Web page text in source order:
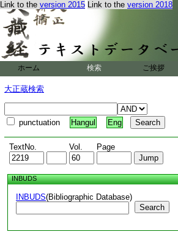
Link to the version 2015 Link to the version 2018
ホーム 検索 ご挨拶
大正蔵検索
punctuation Hangul Eng
TextNo. Vol. Page
INBUDS
INBUDS(Bibliographic Database)
Search